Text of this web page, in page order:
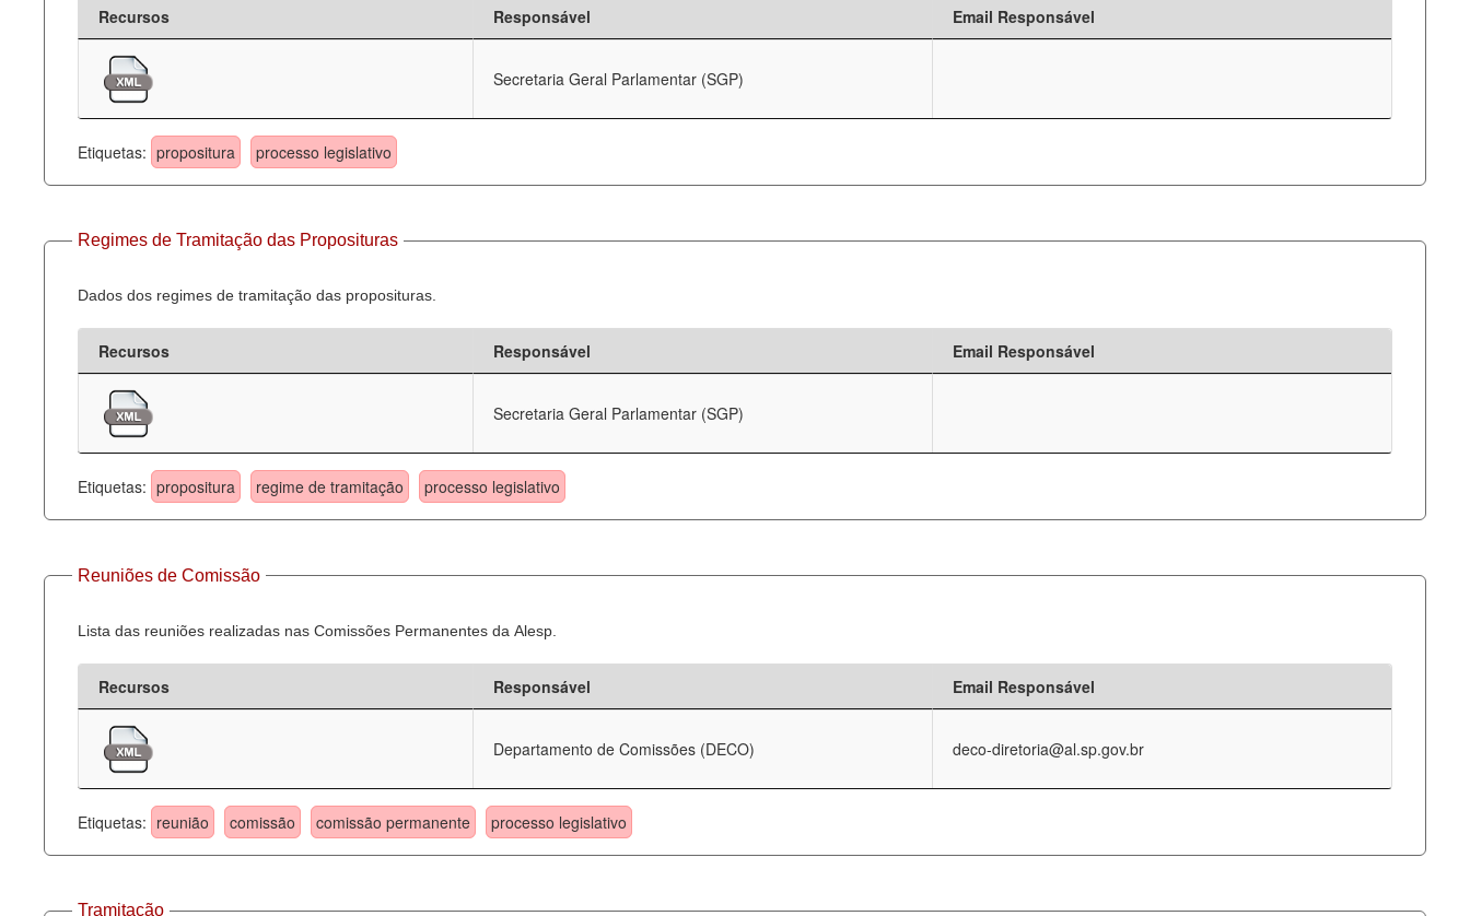
Recursos Responsável Email Responsável
Secretaria Geral Parlamentar (SGP)
Etiquetas: propositura processo legislativo
Regimes de Tramitação das Proposituras
Dados dos regimes de tramitação das proposituras.
Recursos Responsável Email Responsável
Secretaria Geral Parlamentar (SGP)
Etiquetas: propositura regime de tramitação processo legislativo
Reuniões de Comissão
Lista das reuniões realizadas nas Comissões Permanentes da Alesp.
Recursos Responsável Email Responsável
Departamento de Comissões (DECO) deco-diretoria@al.sp.gov.br
Etiquetas: reunião comissão comissão permanente processo legislativo
Tramitação